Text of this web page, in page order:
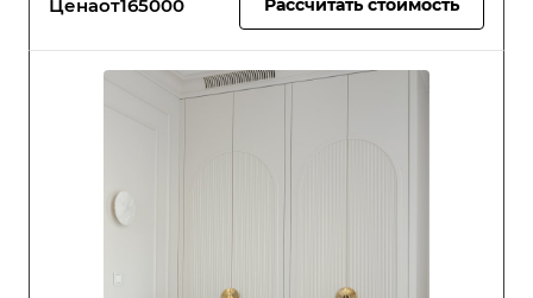
Ценаот165000 Рассчитать стоимость